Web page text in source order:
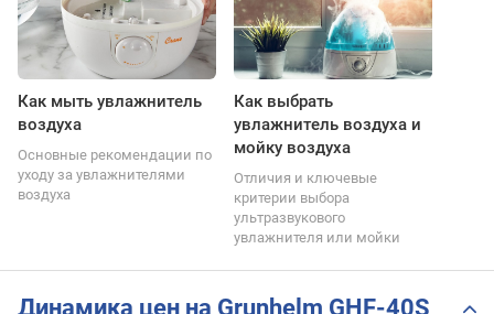
Как мыть увлажнитель
воздуха
Основные рекомендации по
уходу за увлажнителями
воздуха
Как выбрать
увлажнитель воздуха и
мойку воздуха
Отличия и ключевые
критерии выбора
ультразвукового
увлажнителя или мойки
Динамика цен на Grunhelm GHF-40S